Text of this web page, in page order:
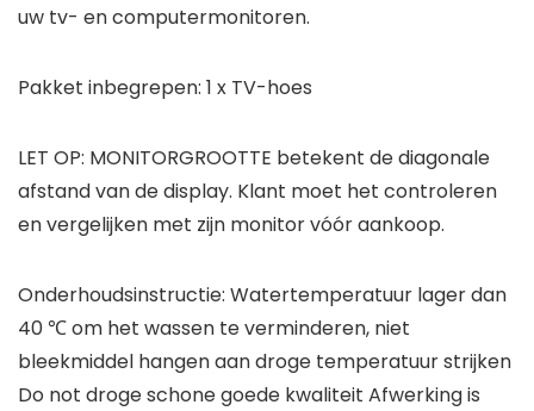
uw tv- en computermonitoren.
Pakket inbegrepen: 1 x TV-hoes
LET OP: MONITORGROOTTE betekent de diagonale
afstand van de display. Klant moet het controleren
en vergelijken met zijn monitor vóór aankoop.
Onderhoudsinstructie: Watertemperatuur lager dan
40 ℃ om het wassen te verminderen, niet
bleekmiddel hangen aan droge temperatuur strijken
Do not droge schone goede kwaliteit Afwerking is